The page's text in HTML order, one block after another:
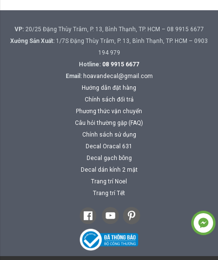
VP:20/25 Đặng Thùy Trâm, P. 13, Bình Thạnh, TP. HCM – 08 9915 6677
Xưởng Sản Xuất: 1/7S Đặng Thùy Trâm, P. 13, Bình Thạnh, TP. HCM – 0903
194 979
Hotline: 08 9915 6677
Email: hoavandecal@gmail.com
Hướng dẫn đặt hàng
Chính sách đổi trả
Phương thức vận chuyển
Câu hỏi thường gặp (FAQ)
Chính sách sử dụng
Decal Oracal 631
Decal gạch bông
Decal dán kính 2 mặt
Trang trí Noel
Trang trí Tết